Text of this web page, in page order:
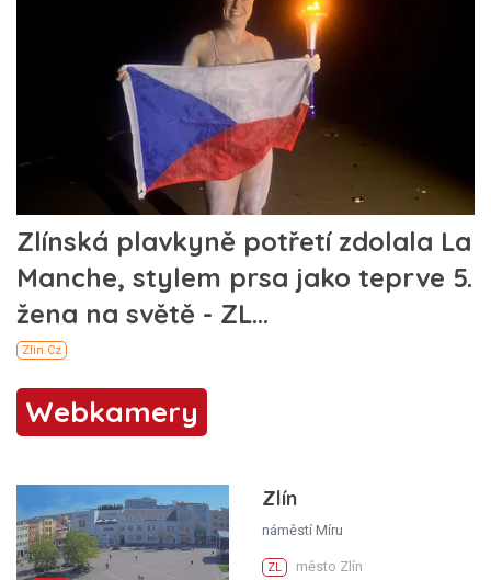
Webkamery
Zlín
náměstí Míru
ZL město Zlín